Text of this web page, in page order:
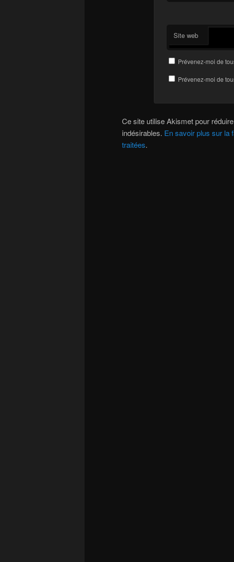
Site web
Prévenez-moi de
Prévenez-moi de
Ce site utilise Akismet pour
indésirables. En savoir plus sur la
traitées.